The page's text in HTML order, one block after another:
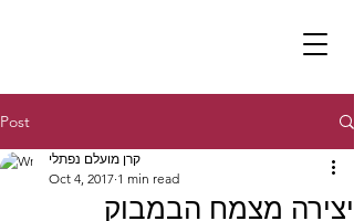
Post
יצירה מצמח הבמבוק
קרן מועלם נפתלי
Oct 4, 2017 1 min read